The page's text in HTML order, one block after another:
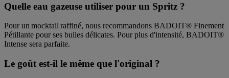
Quelle eau gazeuse utiliser pour un Spritz ?
Pour un mocktail raffiné, nous recommandons BADOIT® Finement
Pétillante pour ses bulles délicates. Pour plus d'intensité, BADOIT®
Intense sera parfaite.
Le goût est-il le même que l'original ?